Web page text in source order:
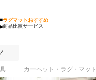
ラグマットおすすめ
商品比較サービス
カーペット・ラグ・マット